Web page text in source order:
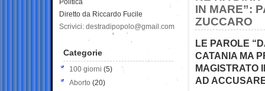
IN MARE”:
ZUCCARO
LE PAROLE
CATANIA MA
MAGISTRATO
AD
Politica
Diretto da Riccardo Fucile
Scrivici: destradipopolo@gmail.com
Categorie
100 giorni (5)
Aborto (20)